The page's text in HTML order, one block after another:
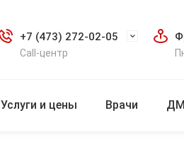
+7 (473) 272-02-05
Call-центр
Услуги и цены Врачи